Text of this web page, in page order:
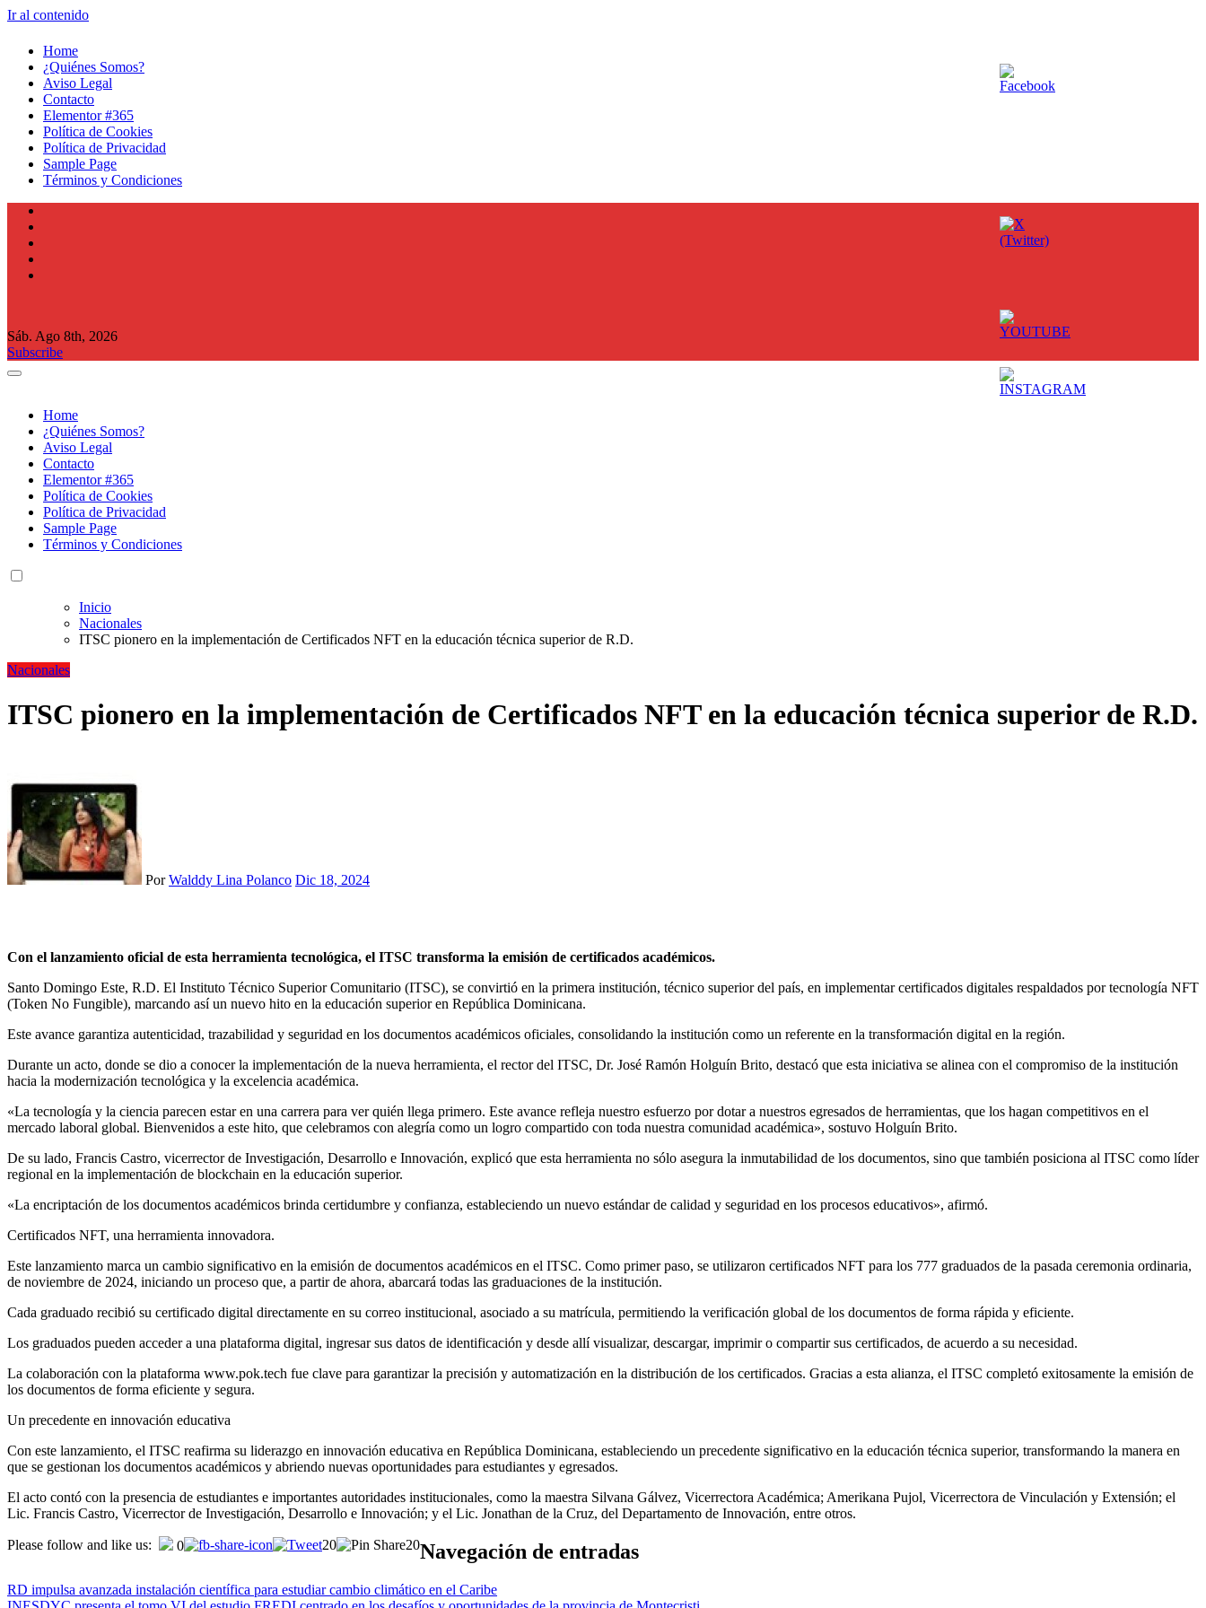
Ir al contenido
Home
¿Quiénes Somos?
Aviso Legal
Contacto
Elementor #365
Política de Cookies
Política de Privacidad
Sample Page
Términos y Condiciones
Sáb. Ago 8th, 2026
Subscribe
Home
¿Quiénes Somos?
Aviso Legal
Contacto
Elementor #365
Política de Cookies
Política de Privacidad
Sample Page
Términos y Condiciones
Inicio
Nacionales
ITSC pionero en la implementación de Certificados NFT en la educación técnica superior de R.D.
Nacionales
ITSC pionero en la implementación de Certificados NFT en la educación técnica superior de R.D.
PorWalddy Lina Polanco Dic 18, 2024
Con el lanzamiento oficial de esta herramienta tecnológica, el ITSC transforma la emisión de certificados académicos.
Santo Domingo Este, R.D. El Instituto Técnico Superior Comunitario (ITSC), se convirtió en la primera institución, técnico superior del país, en implementar certificados digitales respaldados por tecnología NFT
(Token No Fungible), marcando así un nuevo hito en la educación superior en República Dominicana.
Este avance garantiza autenticidad, trazabilidad y seguridad en los documentos académicos oficiales, consolidando la institución como un referente en la transformación digital en la región.
Durante un acto, donde se dio a conocer la implementación de la nueva herramienta, el rector del ITSC, Dr. José Ramón Holguín Brito, destacó que esta iniciativa se alinea con el compromiso de la institución
hacia la modernización tecnológica y la excelencia académica.
«La tecnología y la ciencia parecen estar en una carrera para ver quién llega primero. Este avance refleja nuestro esfuerzo por dotar a nuestros egresados de herramientas, que los hagan competitivos en el
mercado laboral global. Bienvenidos a este hito, que celebramos con alegría como un logro compartido con toda nuestra comunidad académica», sostuvo Holguín Brito.
De su lado, Francis Castro, vicerrector de Investigación, Desarrollo e Innovación, explicó que esta herramienta no sólo asegura la inmutabilidad de los documentos, sino que también posiciona al ITSC como líder
regional en la implementación de blockchain en la educación superior.
«La encriptación de los documentos académicos brinda certidumbre y confianza, estableciendo un nuevo estándar de calidad y seguridad en los procesos educativos», afirmó.
Certificados NFT, una herramienta innovadora.
Este lanzamiento marca un cambio significativo en la emisión de documentos académicos en el ITSC. Como primer paso, se utilizaron certificados NFT para los 777 graduados de la pasada ceremonia ordinaria,
de noviembre de 2024, iniciando un proceso que, a partir de ahora, abarcará todas las graduaciones de la institución.
Cada graduado recibió su certificado digital directamente en su correo institucional, asociado a su matrícula, permitiendo la verificación global de los documentos de forma rápida y eficiente.
Los graduados pueden acceder a una plataforma digital, ingresar sus datos de identificación y desde allí visualizar, descargar, imprimir o compartir sus certificados, de acuerdo a su necesidad.
La colaboración con la plataforma www.pok.tech fue clave para garantizar la precisión y automatización en la distribución de los certificados. Gracias a esta alianza, el ITSC completó exitosamente la emisión de
los documentos de forma eficiente y segura.
Un precedente en innovación educativa
Con este lanzamiento, el ITSC reafirma su liderazgo en innovación educativa en República Dominicana, estableciendo un precedente significativo en la educación técnica superior, transformando la manera en
que se gestionan los documentos académicos y abriendo nuevas oportunidades para estudiantes y egresados.
El acto contó con la presencia de estudiantes e importantes autoridades institucionales, como la maestra Silvana Gálvez, Vicerrectora Académica; Amerikana Pujol, Vicerrectora de Vinculación y Extensión; el
Lic. Francis Castro, Vicerrector de Investigación, Desarrollo e Innovación; y el Lic. Jonathan de la Cruz, del Departamento de Innovación, entre otros.
Please follow and like us: 0 20 20Navegación de entradas
RD impulsa avanzada instalación científica para estudiar cambio climático en el Caribe